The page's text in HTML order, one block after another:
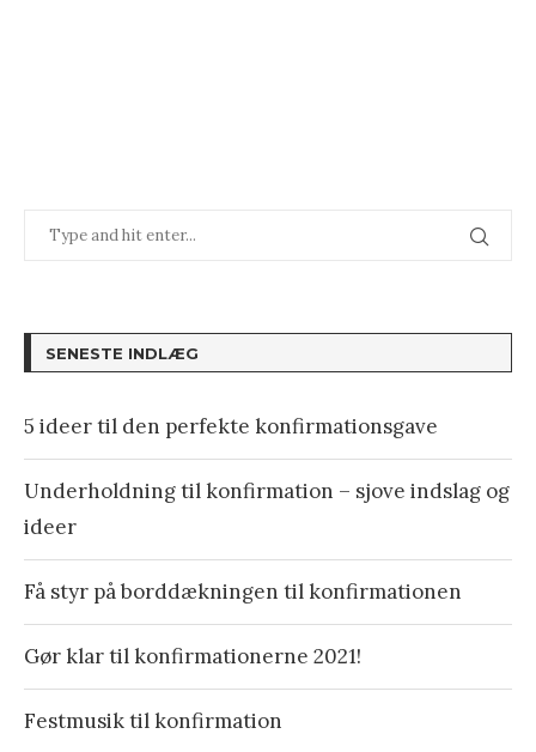
SENESTE INDLÆG
5 ideer til den perfekte konfirmationsgave
Underholdning til konfirmation – sjove indslag og
ideer
Få styr på borddækningen til konfirmationen
Gør klar til konfirmationerne 2021!
Festmusik til konfirmation